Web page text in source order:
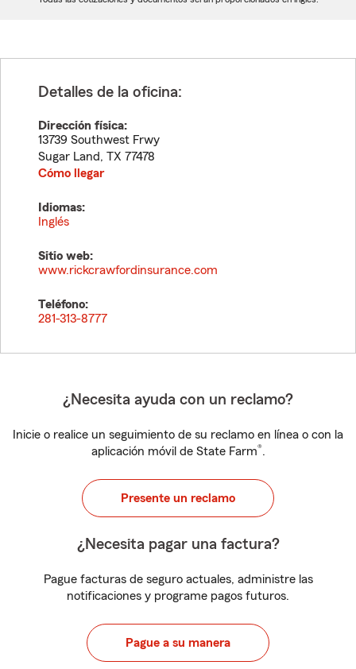
Detalles de la oficina:
Dirección física:
13739 Southwest Frwy
Sugar Land, TX 77478
Cómo llegar
Idiomas:
Inglés
Sitio web:
www.rickcrawfordinsurance.com
Teléfono:
281-313-8777
¿Necesita ayuda con un reclamo?
Inicie o realice un seguimiento de su reclamo en línea o con la
aplicación móvil de State Farm®.
Presente un reclamo
¿Necesita pagar una factura?
Pague facturas de seguro actuales, administre las
notificaciones y programe pagos futuros.
Pague a su manera